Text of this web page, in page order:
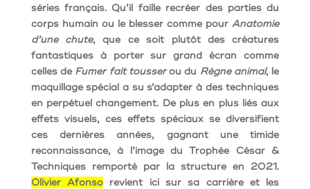
séries français. Qu’il faille recréer des parties du
corps humain ou le blesser comme pourAnatomie
d’une chute, que ce soit plutôt des créatures
fantastiques à porter sur grand écran comme
celles de Fumer fait tousserou du Règne animal, le
maquillage spécial a su s’adapter à des techniques
en perpétuel changement. De plus en plus liés aux
effets visuels, ces effets spéciaux se diversifient
ces dernières années, gagnant une timide
reconnaissance, à l’image du Trophée César &
Techniques remporté par la structure en 2021.
Olivier Afonso revient ici sur sa carrière et les